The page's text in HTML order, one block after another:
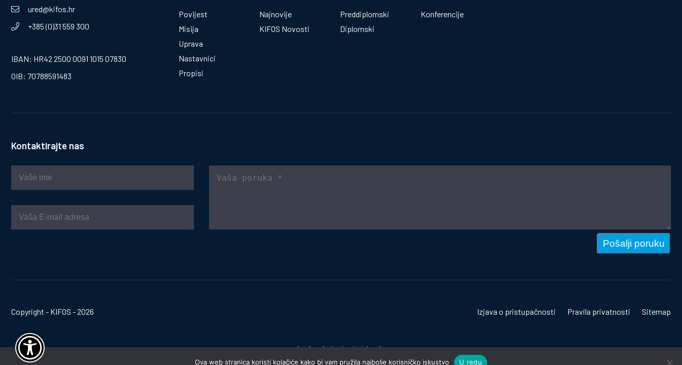
ured@kifos.hr
+385 (0)31 559 300
IBAN: HR42 2500 0091 1015 07830
OIB: 70788591483
Povijest
Misija
Uprava
Nastavnici
Propisi
Najnovije
KIFOS Novosti
Preddiplomski
Diplomski
Konferencije
Kontaktirajte nas
Pošalji poruku
Copyright - KIFOS - 2026 Izjava o pristupačnosti Pravila privatnosti Sitemap
Izrada web stranica:invictum.hr
Ova web stranica koristi kolačiće kako bi vam pružila najbolje korisničko iskustvo U redu